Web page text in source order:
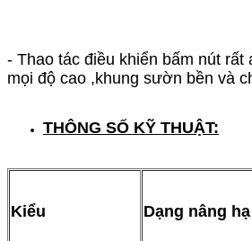
- Thao tác điều khiển bấm nút
mọi độ cao ,khung sườn bền và
THÔNG SỐ KỸ THUẬT:
Kiểu Dạng nâng hạ